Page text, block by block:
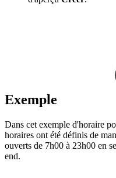
Exemple
Dans cet exemple d'horaire
horaires ont été définis de
ouverts de 7h00 à 23h00 en
end.